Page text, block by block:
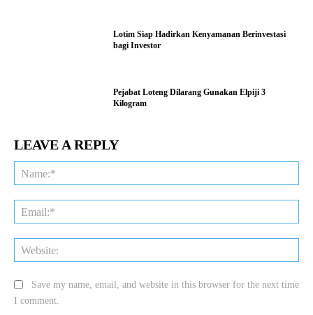
Lotim Siap Hadirkan Kenyamanan Berinvestasi
bagi Investor
Pejabat Loteng Dilarang Gunakan Elpiji 3
Kilogram
LEAVE A REPLY
Save my name, email, and website in this browser for the next time
I comment.